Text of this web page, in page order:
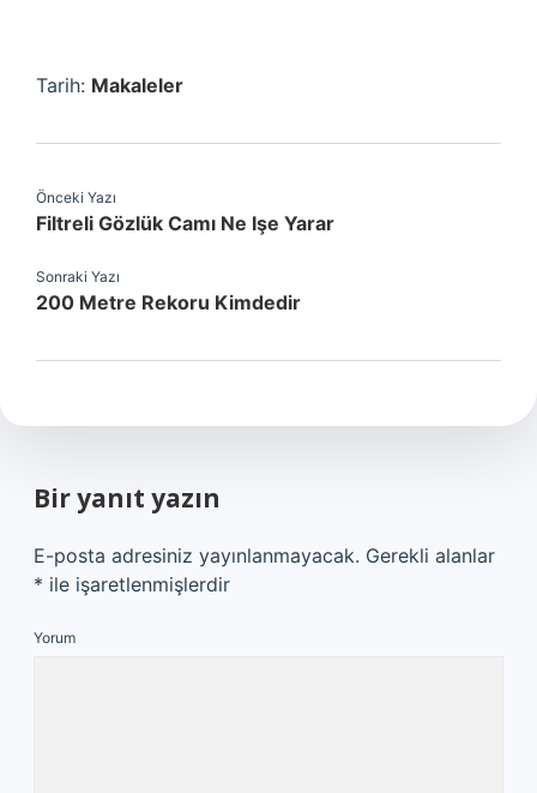
Tarih: Makaleler
Önceki Yazı
Filtreli Gözlük Camı Ne Işe Yarar
Sonraki Yazı
200 Metre Rekoru Kimdedir
Bir yanıt yazın
E-posta adresiniz yayınlanmayacak. Gerekli alanlar
* ile işaretlenmişlerdir
Yorum